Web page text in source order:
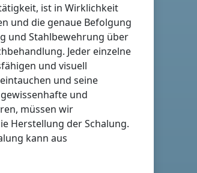
ist in Wirklichkeit
und die genaue Befolgung
und Stahlbewehrung über
Jeder einzelne
und visuell
und seine
und
müssen wir
Herstellung der Schalung.
kann aus